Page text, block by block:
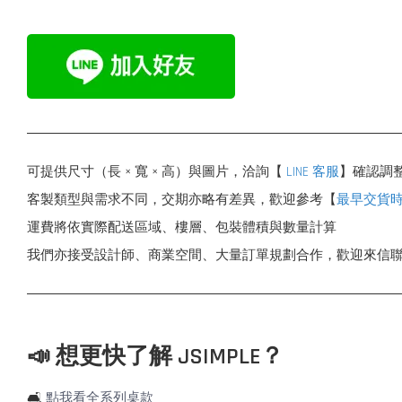
可提供尺寸（長 × 寬 × 高）與圖片，洽詢【 LINE 客服】確認調
客製類型與需求不同，交期亦略有差異，歡迎參考【最早交貨
運費將依實際配送區域、樓層、包裝體積與數量計算
我們亦接受設計師、商業空間、大量訂單規劃合作，歡迎來信
📣 想更快了解 JSIMPLE？
🛋️ 點我看全系列桌款